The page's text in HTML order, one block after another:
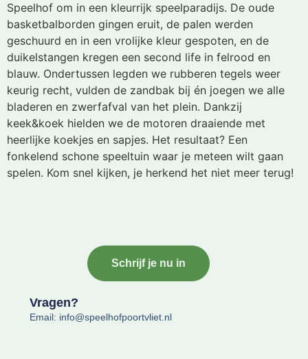
Speelhof om in een kleurrijk speelparadijs. De oude
basketbalborden gingen eruit, de palen werden
geschuurd en in een vrolijke kleur gespoten, en de
duikelstangen kregen een second life in felrood en
blauw. Ondertussen legden we rubberen tegels weer
keurig recht, vulden de zandbak bij én joegen we alle
bladeren en zwerfafval van het plein. Dankzij
keek&koek hielden we de motoren draaiende met
heerlijke koekjes en sapjes. Het resultaat? Een
fonkelend schone speeltuin waar je meteen wilt gaan
spelen. Kom snel kijken, je herkend het niet meer terug!
Schrijf je nu in
Vragen?
Email: info@speelhofpoortvliet.nl